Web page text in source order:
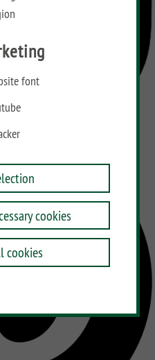
font
cookies
cookies